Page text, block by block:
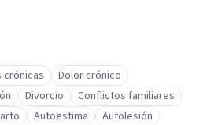
crónicas
Dolor crónico
Divorcio
Conflictos familiares
Autoestima Autolesión